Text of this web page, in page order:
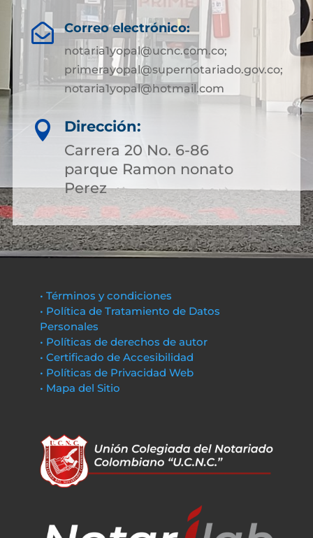
 Correo electrónico:
notaria1yopal@ucnc.com.co;
primerayopal@supernotariado.gov.co;
notaria1yopal@hotmail.com

Dirección:
Carrera 20 No. 6-86
parque Ramon nonato
Perez
• Términos y condiciones
• Política de Tratamiento de Datos
Personales
• Políticas de derechos de autor
• Certificado de Accesibilidad
• Políticas de Privacidad Web
• Mapa del Sitio